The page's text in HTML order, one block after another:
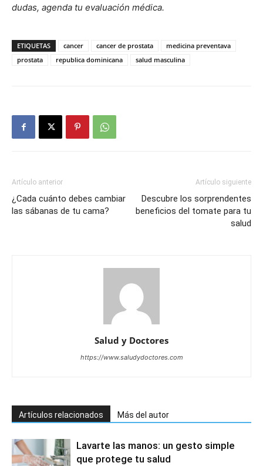
dudas, agenda tu evaluación médica.
ETIQUETAS cancer cancer de prostata
medicina preventava
prostata
republica dominicana salud masculina
Artículo anterior
¿Cada cuánto debes cambiar
las sábanas de tu cama?
Artículo siguiente
Descubre los sorprendentes
beneficios del tomate para tu
salud
Salud y Doctores
https://www.saludydoctores.com
Artículos relacionados Más del autor
Lavarte las manos: un gesto simple
que protege tu salud